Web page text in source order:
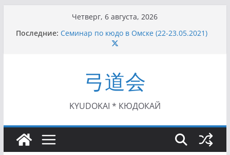
содержимому
Четверг, 6 августа, 2026
Последние: Семинар по кюдо в Омске (22-23.05.2021)
Чемпионат Росcии, Дёмино (2-5.09.2021)
II Кубок Посла Японии в России по Кюдо,
Орёл (25.07.2021)
I этап Кубка Московской области по Кюдо /
Сейдокан II (27.06.2021)
弓道会
KYUDOKAI * КЮДОКАЙ